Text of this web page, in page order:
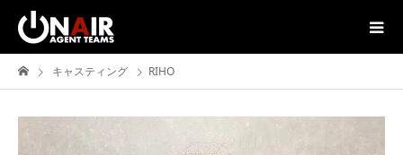
キャスティング RIHO